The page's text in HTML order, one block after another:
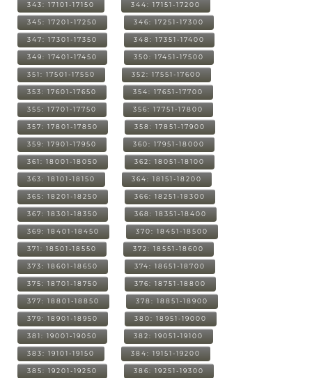
343: 17101-17150 344: 17151-17200
345: 17201-17250 346: 17251-17300
347: 17301-17350 348: 17351-17400
349: 17401-17450 350: 17451-17500
351: 17501-17550 352: 17551-17600
353: 17601-17650 354: 17651-17700
355: 17701-17750 356: 17751-17800
357: 17801-17850 358: 17851-17900
359: 17901-17950 360: 17951-18000
361: 18001-18050 362: 18051-18100
363: 18101-18150 364: 18151-18200
365: 18201-18250 366: 18251-18300
367: 18301-18350 368: 18351-18400
369: 18401-18450 370: 18451-18500
371: 18501-18550 372: 18551-18600
373: 18601-18650 374: 18651-18700
375: 18701-18750 376: 18751-18800
377: 18801-18850 378: 18851-18900
379: 18901-18950 380: 18951-19000
381: 19001-19050 382: 19051-19100
383: 19101-19150 384: 19151-19200
385: 19201-19250 386: 19251-19300